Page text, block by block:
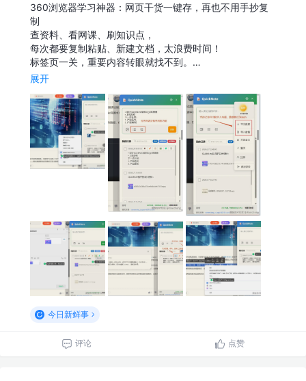
360浏览器学习神器：网页干货一键存，再也不用手抄复
制
查资料、看网课、刷知识点，
每次都要复制粘贴、新建文档，太浪费时间！
标签页一关，重要内容转眼就找不到。…
展开
今日新鲜事
评论 点赞